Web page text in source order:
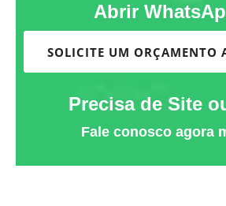
Abrir
SOLICITE UM ORÇAMENTO
Precisa de Site
Fale conosco agora